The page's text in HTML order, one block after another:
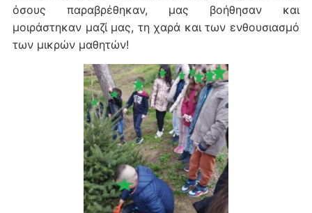
όσους παραβρέθηκαν, μας βοήθησαν και
μοιράστηκαν μαζί μας, τη χαρά και των ενθουσιασμό
των μικρών μαθητών!